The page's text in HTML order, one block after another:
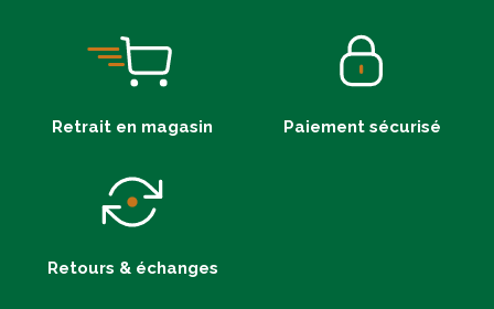
Retrait en magasin Paiement sécurisé
Retours & échanges